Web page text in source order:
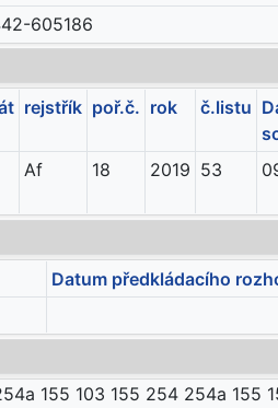
605186
rejstřík poř.č. rok č.listu
Af 18 2019 53
Datum předkládacího
155 103 155 254 254a 155